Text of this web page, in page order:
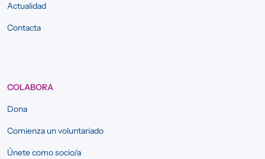
Actualidad
Contacta
COLABORA
Dona
Comienza un voluntariado
Únete como socio/a